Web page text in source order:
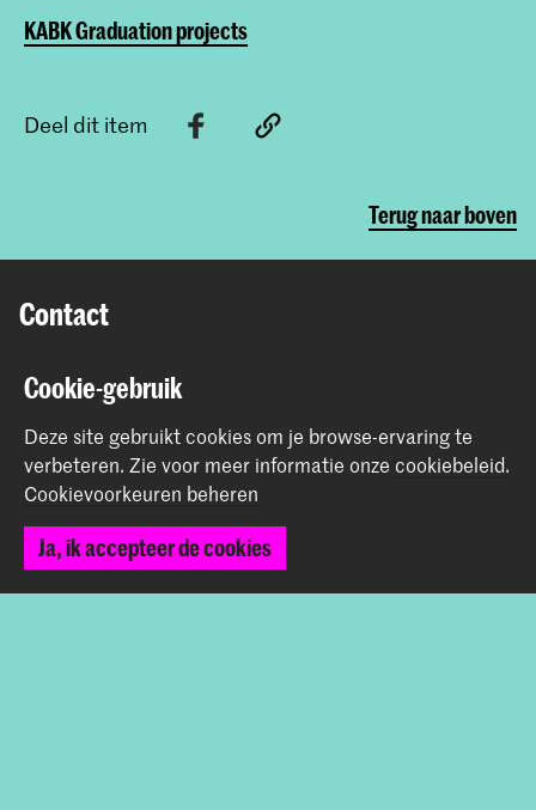
KABK Graduation projects
Deel dit item
Terug naar boven
Contact
Prinsessegracht 4
2514 AN Den Haag
+31 (0) 70 315 47 77
communication@kabk.nl
Graduation Show 2026
Start je aanmelding hier
Cookie-gebruik
Deze site gebruikt cookies om je browse-ervaring te
verbeteren. Zie voor meer informatie onze cookiebeleid.
Cookievoorkeuren beheren
Ja, ik accepteer de cookies